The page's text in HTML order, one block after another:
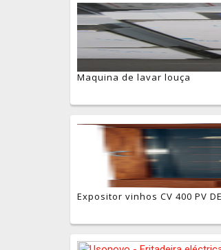
Maquina de lavar louça
Expositor vinhos CV 400 PV